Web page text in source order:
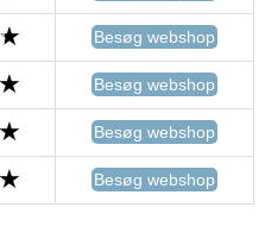
Besøg webshop
Besøg webshop
Besøg webshop
Besøg webshop